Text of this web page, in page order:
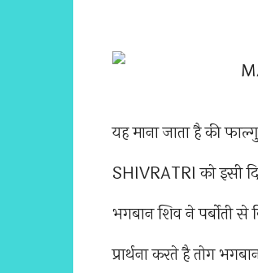
यह माना जाता है की
SHIVRATRI को इसी
भगबान शिव ने पर्बोती से
प्रार्थना करते है तोग